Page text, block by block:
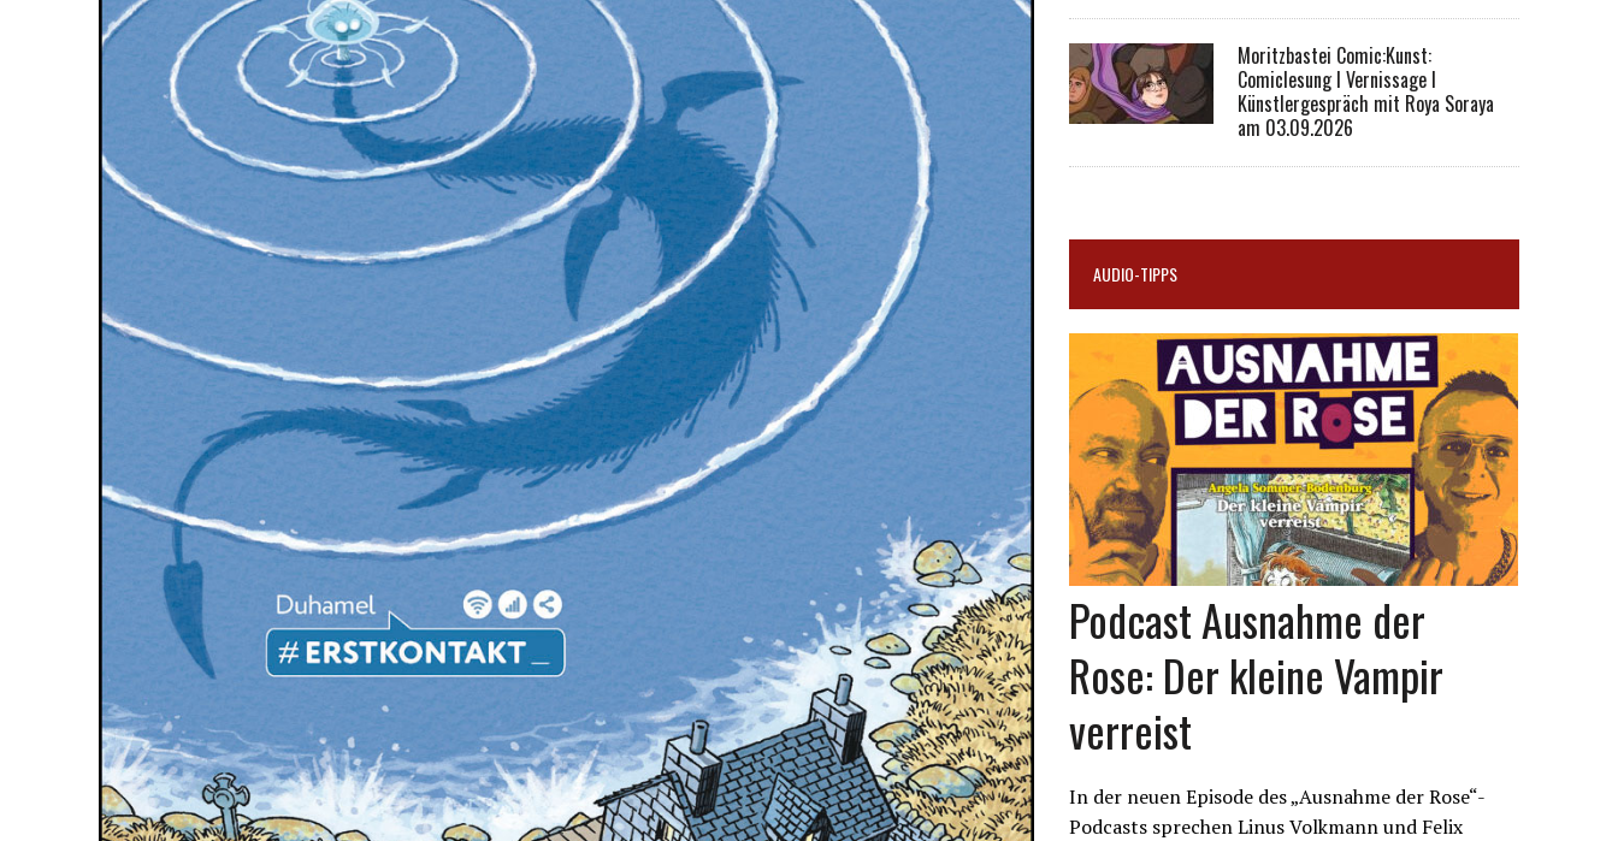
Moritzbastei Comic:Kunst:
Comiclesung I Vernissage I
Künstlergespräch mit Roya Soraya
am 03.09.2026
AUDIO-TIPPS
Podcast Ausnahme der
Rose: Der kleine Vampir
verreist
In der neuen Episode des „Ausnahme der Rose“-
Podcasts sprechen Linus Volkmann und Felix